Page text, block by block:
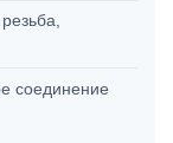
соединение